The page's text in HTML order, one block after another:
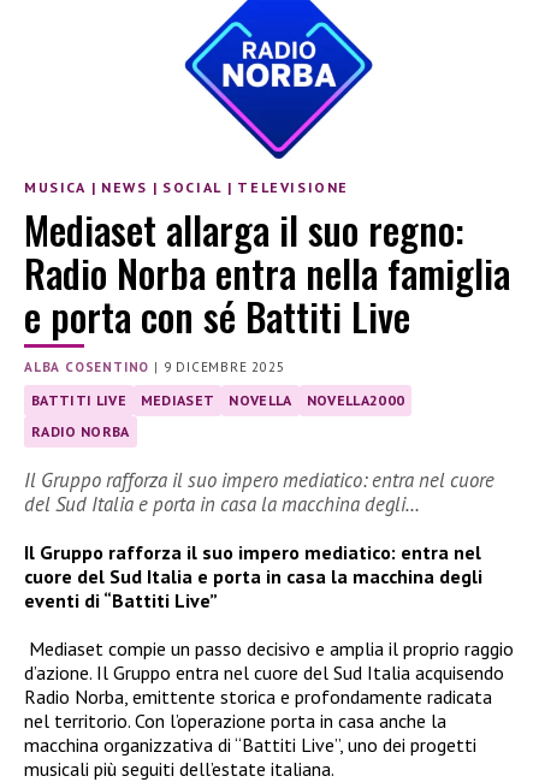
MUSICA | NEWS | SOCIAL | TELEVISIONE
Mediaset allarga il suo regno:
Radio Norba entra nella famiglia
e porta con sé Battiti Live
ALBA COSENTINO | 9 DICEMBRE 2025
BATTITI LIVE MEDIASET NOVELLA
NOVELLA2000
RADIO NORBA
Il Gruppo rafforza il suo impero mediatico: entra nel cuore
del Sud Italia e porta in casa la macchina degli…
Il Gruppo rafforza il suo impero mediatico: entra nel
cuore del Sud Italia e porta in casa la macchina degli
eventi di “Battiti Live”
Mediaset compie un passo decisivo e amplia il proprio raggio
d’azione. Il Gruppo entra nel cuore del Sud Italia acquisendo
Radio Norba, emittente storica e profondamente radicata
nel territorio. Con l’operazione porta in casa anche la
macchina organizzativa di “Battiti Live”, uno dei progetti
musicali più seguiti dell’estate italiana.